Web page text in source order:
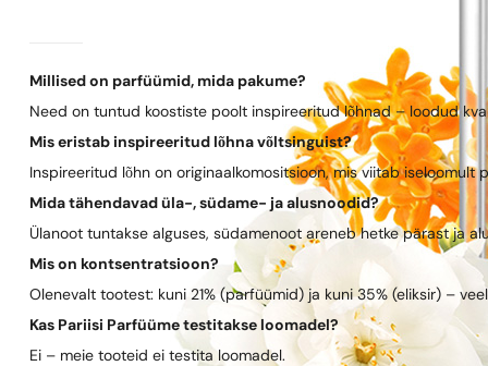
Millised on parfüümid, mida pakume?
Need on tuntud koostiste poolt inspireeritud lõhnad – loodud
Mis eristab inspireeritud lõhna võltsinguist?
Inspireeritud lõhn on originaalkomositsioon, mis viitab
Mida tähendavad üla-, südame- ja alusnoodid?
Ülanoot tuntakse alguses, südamenoot areneb hetke pärast ja
Mis on kontsentratsioon?
Olenevalt tootest: kuni 21% (parfüümid) ja kuni 35% (eliksir) –
Kas Pariisi Parfüüme testitakse loomadel?
Ei – meie tooteid ei testita loomadel.